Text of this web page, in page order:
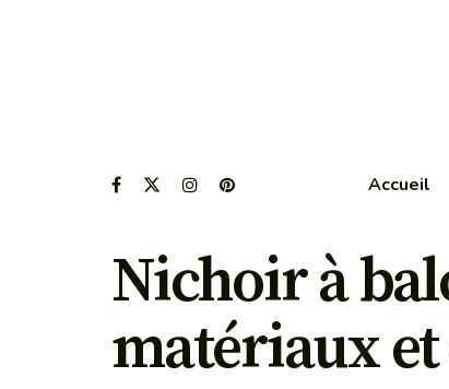
Accueil
Nichoir à
matériaux